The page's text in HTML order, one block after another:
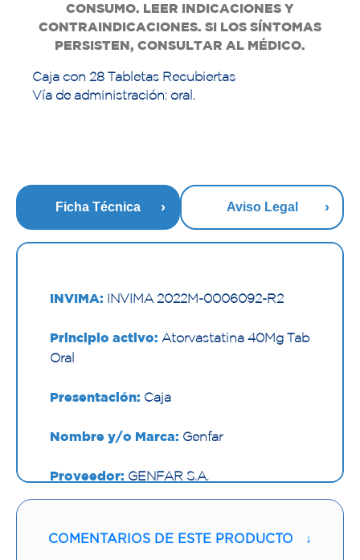
CONSUMO. LEER INDICACIONES Y
CONTRAINDICACIONES. SI LOS SÍNTOMAS
PERSISTEN, CONSULTAR AL MÉDICO.
Caja con 28 Tabletas Recubiertas
Vía de administración: oral.
Ficha Técnica Aviso Legal
INVIMA: INVIMA 2022M-0006092-R2
Principio activo: Atorvastatina 40Mg Tab
Oral
Presentación: Caja
Nombre y/o Marca: Genfar
Proveedor: GENFAR S.A.
COMENTARIOS DE ESTE PRODUCTO ↓